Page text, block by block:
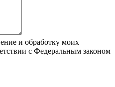
и обработку моих
с Федеральным законом